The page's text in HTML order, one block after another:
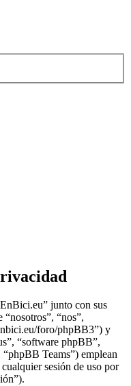
junto con sus
“nosotros”, “nos”,
foro/phpBB3”) y
“software phpBB”,
Teams”) emplean
sesión de uso por